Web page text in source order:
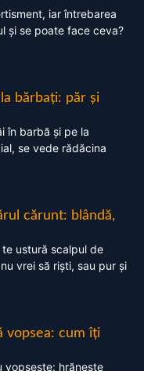
iar întrebarea
și se poate face ceva?
bărbați: păr și
în barbă și pe la
se vede rădăcina
cărunt: blândă,
ustură scalpul de
vrei să riști, sau pur și
vopsea: cum îți
vopsește: hrănește